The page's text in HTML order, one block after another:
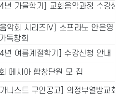
년 가을학기] 교회음악과정 수강생
악회 시리즈IV] 소프라노 안은영 교
독창회
년 여름계절학기] 수강신청 안내
메시아 합창단원 모 집
니스트 구인공고] 의정부열방교회